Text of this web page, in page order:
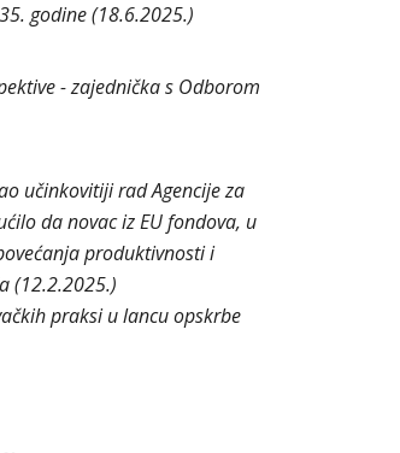
godine (18.6.2025.)
- zajednička s Odborom
učinkovitiji rad Agencije za
da novac iz EU fondova, u
produktivnosti i
(12.2.2025.)
praksi u lancu opskrbe